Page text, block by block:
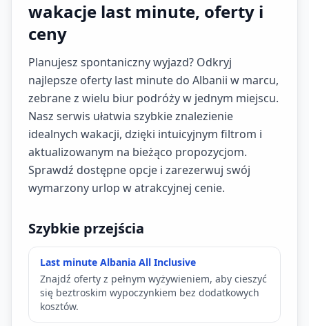
wakacje last minute, oferty i
ceny
Planujesz spontaniczny wyjazd? Odkryj
najlepsze oferty last minute do Albanii w marcu,
zebrane z wielu biur podróży w jednym miejscu.
Nasz serwis ułatwia szybkie znalezienie
idealnych wakacji, dzięki intuicyjnym filtrom i
aktualizowanym na bieżąco propozycjom.
Sprawdź dostępne opcje i zarezerwuj swój
wymarzony urlop w atrakcyjnej cenie.
Szybkie przejścia
Last minute Albania All Inclusive
Znajdź oferty z pełnym wyżywieniem, aby cieszyć
się beztroskim wypoczynkiem bez dodatkowych
kosztów.